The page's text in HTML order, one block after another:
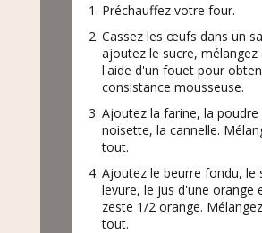
Préchauffez votre four.
Cassez les œufs dans un
ajoutez le sucre, mélangez
l'aide d'un fouet pour
consistance mousseuse.
Ajoutez la farine, la poudre
noisette, la cannelle.
tout.
Ajoutez le beurre fondu, le
levure, le jus d'une orange
zeste 1/2 orange.
tout.